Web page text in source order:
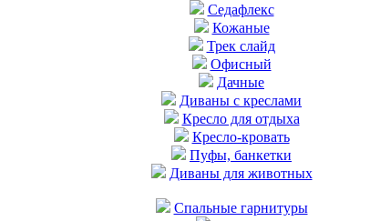
Седафлекс
Кожаные
Трек слайд
Офисный
Дачные
Диваны с креслами
Кресло для отдыха
Кресло-кровать
Пуфы, банкетки
Диваны для животных
Cпальные гарнитуры